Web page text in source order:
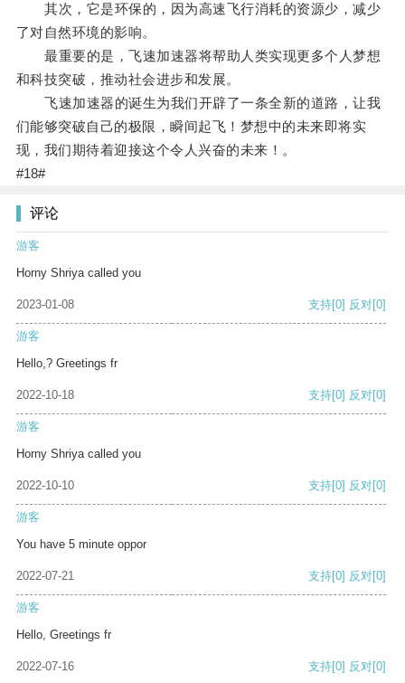
其次，它是环保的，因为高速飞行消耗的资源少，减少
了对自然环境的影响。
最重要的是，飞速加速器将帮助人类实现更多个人梦想
和科技突破，推动社会进步和发展。
飞速加速器的诞生为我们开辟了一条全新的道路，让我
们能够突破自己的极限，瞬间起飞！梦想中的未来即将实
现，我们期待着迎接这个令人兴奋的未来！。
#18#
评论
游客
Horny Shriya called you
2023-01-08 支持[0] 反对[0]
游客
Hello,? Greetings fr
2022-10-18 支持[0] 反对[0]
游客
Horny Shriya called you
2022-10-10 支持[0] 反对[0]
游客
You have 5 minute oppor
2022-07-21 支持[0] 反对[0]
游客
Hello, Greetings fr
2022-07-16 支持[0] 反对[0]